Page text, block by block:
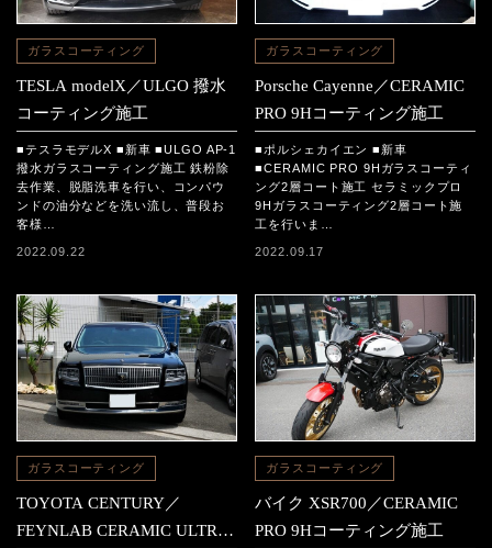
ガラスコーティング
TESLA modelX／ULGO 撥水
コーティング施工
■テスラモデルX ■新車 ■ULGO AP-1
撥水ガラスコーティング施工 鉄粉除
去作業、脱脂洗車を行い、コンパウ
ンドの油分などを洗い流し、普段お
客様…
2022.09.22
ガラスコーティング
Porsche Cayenne／CERAMIC
PRO 9Hコーティング施工
■ポルシェカイエン ■新車
■CERAMIC PRO 9Hガラスコーティ
ング2層コート施工 セラミックプロ
9Hガラスコーティング2層コート施
工を行いま…
2022.09.17
ガラスコーティング
TOYOTA CENTURY／
FEYNLAB CERAMIC ULTRA
ガラスコーティング
バイク XSR700／CERAMIC
PRO 9Hコーティング施工